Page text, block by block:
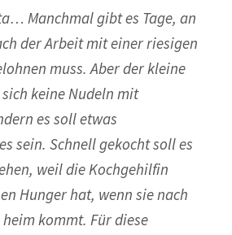
Manchmal gibt es Tage, an
der Arbeit mit einer riesigen
muss. Aber der kleine
keine Nudeln mit
es soll etwas
sein. Schnell gekocht soll es
weil die Kochgehilfin
Hunger hat, wenn sie nach
kommt. Für diese